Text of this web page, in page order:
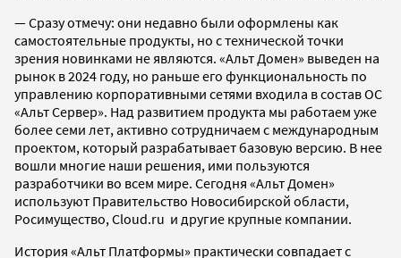
— Сразу отмечу: они недавно были оформлены как
самостоятельные продукты, но с технической точки
зрения новинками не являются. «Альт Домен» выведен на
рынок в 2024 году, но раньше его функциональность по
управлению корпоративными сетями входила в состав ОС
«Альт Сервер». Над развитием продукта мы работаем уже
более семи лет, активно сотрудничаем с международным
проектом, который разрабатывает базовую версию. В нее
вошли многие наши решения, ими пользуются
разработчики во всем мире. Сегодня «Альт Домен»
используют Правительство Новосибирской области,
Росимущество, Cloud.ru и другие крупные компании.
История «Альт Платформы» практически совпадает с